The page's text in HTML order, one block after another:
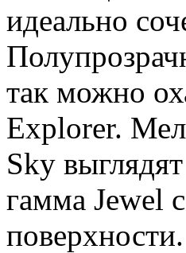
идеально
так можно
Explorer.
Sky
гамма Jewel
поверхности.